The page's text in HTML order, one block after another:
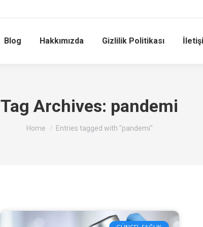
Blog Hakkımızda Gizlilik Politikası
Tag Archives: pandemi
You are here:
Home Entries tagged with "pandemi"